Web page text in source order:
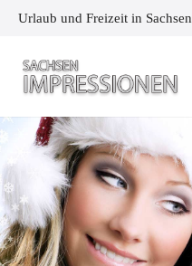
Urlaub und Freizeit in Sachsen